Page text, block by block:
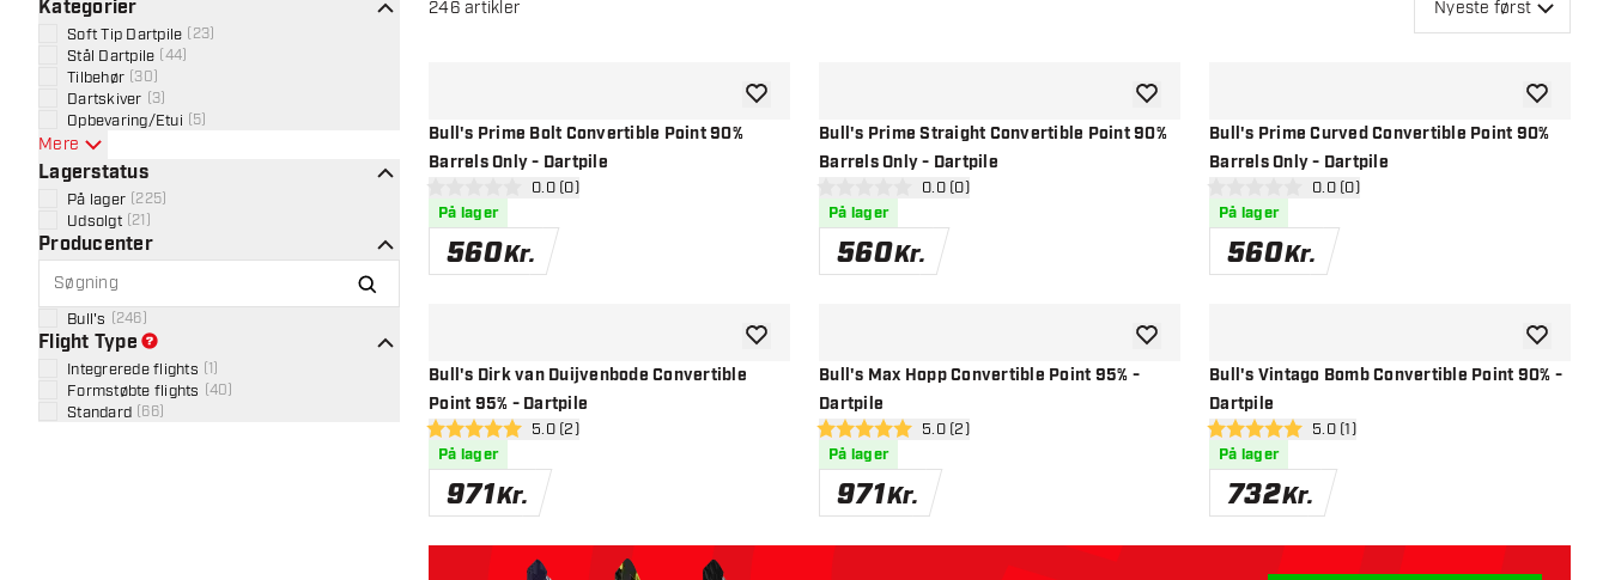
Kategorier
Soft Tip Dartpile 23
Stål Dartpile 44
Tilbehør 30
Dartskiver 3
Opbevaring/Etui 5
Mere
Lagerstatus
På lager 225
Udsolgt 21
Producenter
Bull's 246
Flight Type
Integrerede flights 1
Formstøbte flights 40
Standard 66)
246 artikler Nyeste først
Bull's Prime Bolt Convertible Point 90%
Barrels Only - Dartpile
åbn anmeldelsespanel
0 bedømmelsesstjerner
0.0 (0)
På lager
560Kr.
tilføje til ønskeliste
Bull's Prime Straight Convertible Point 90%
Barrels Only - Dartpile
åbn anmeldelsespanel
0 bedømmelsesstjerner
0.0 (0)
På lager
560Kr.
tilføje til ønskeliste
Bull's Prime Curved Convertible Point 90%
Barrels Only - Dartpile
åbn anmeldelsespanel
0 bedømmelsesstjerner
0.0 (0)
På lager
560Kr.
tilføje til
Bull's Dirk van Duijvenbode Convertible
Point 95% - Dartpile
åbn anmeldelsespanel
5 bedømmelsesstjerner
5.0 (2)
På lager
971Kr.
tilføje til ønskeliste
Bull's Max Hopp Convertible Point 95% -
Dartpile
åbn anmeldelsespanel
5 bedømmelsesstjerner
5.0 (2)
På lager
971Kr.
tilføje til ønskeliste
Bull's Vintago Bomb Convertible Point 90% -
Dartpile
åbn anmeldelsespanel
5 bedømmelsesstjerner
5.0 (1)
På lager
732Kr.
tilføje til